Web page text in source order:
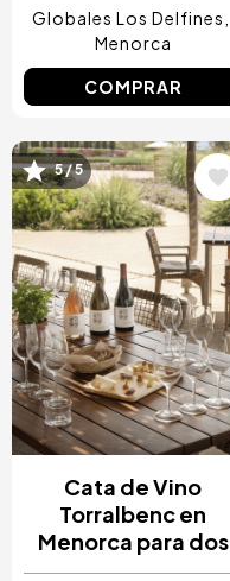
Globales Los Delfines
Menorca
COMPRAR
Image
5 / 5
Cata de Vino
Torralbenc en
Menorca para dos